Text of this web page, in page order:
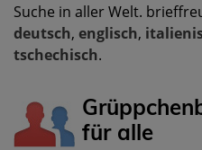
Suche in aller Welt.
deutsch, englisch,
tschechisch.
für alle